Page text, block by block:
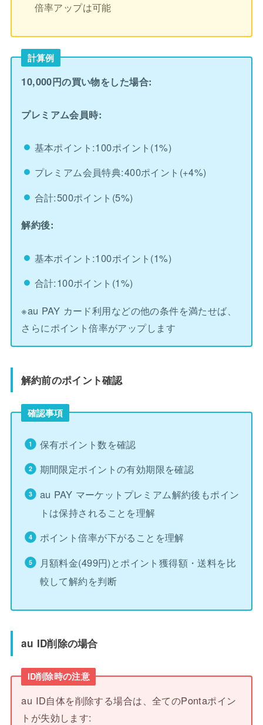
倍率アップは可能
計算例
10,000円の買い物をした場合:
プレミアム会員時:
基本ポイント:100ポイント(1%)
プレミアム会員特典:400ポイント(+4%)
合計:500ポイント(5%)
解約後:
基本ポイント:100ポイント(1%)
合計:100ポイント(1%)
※au PAY カード利用などの他の条件を満たせば、
さらにポイント倍率がアップします
解約前のポイント確認
確認事項
保有ポイント数を確認
期間限定ポイントの有効期限を確認
au PAY マーケットプレミアム解約後もポイン
トは保持されることを理解
ポイント倍率が下がることを理解
月額料金(499円)とポイント獲得額・送料を比
較して解約を判断
au ID削除の場合
ID削除時の注意
au ID自体を削除する場合は、全てのPontaポイン
トが失効します: